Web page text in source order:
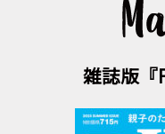
雑誌版『